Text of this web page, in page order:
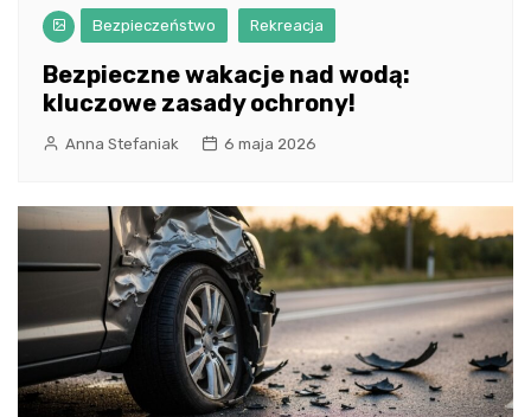
Bezpieczeństwo Rekreacja
Bezpieczne wakacje nad wodą:
kluczowe zasady ochrony!
Anna Stefaniak 6 maja 2026